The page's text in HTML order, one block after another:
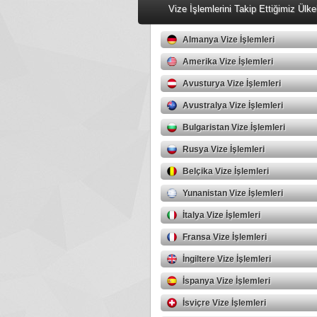
Vize İşlemlerini Takip Ettiğimiz
Almanya Vize İşlemleri
Amerika Vize İşlemleri
Avusturya Vize İşlemleri
Avustralya Vize İşlemleri
Bulgaristan Vize İşlemleri
Rusya Vize İşlemleri
Belçika Vize İşlemleri
Yunanistan Vize İşlemleri
İtalya Vize İşlemleri
Fransa Vize İşlemleri
İngiltere Vize İşlemleri
İspanya Vize İşlemleri
İsviçre Vize İşlemleri